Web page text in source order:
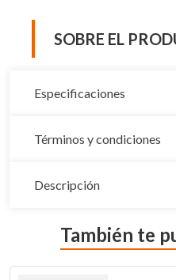
SOBRE EL
Especificaciones
Términos y condiciones
Descripción
También te